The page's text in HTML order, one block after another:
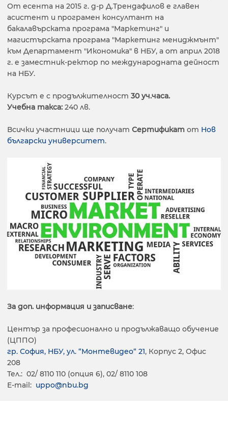
От есента на 2015 г. д-р Д.Трендафилов е главен
асистент и програмен консултант на
бакалавърската програма "Маркетинг" и
магистърската програма "Маркетинг мениджмънт"
към Департамент "Икономика" в НБУ, а от април 2018
г. е заместник-ректор по международната дейност
на НБУ.
Курсът е с продължителност 30 уч.часа.
Учебна такса: 240 лв.
Всички участници ще получат Сертификат от Нов
български университет.
За доп. информация и записване:
Център за професионално и продължаващо обучение
(ЦППО)
гр. София, НБУ, ул. “Монтевидео“ 21, Корпус 2, Офис
208
Тел.: 02/ 8110 110 (опция 6), 02/ 8110 108
E-mail: uppo@nbu.bg